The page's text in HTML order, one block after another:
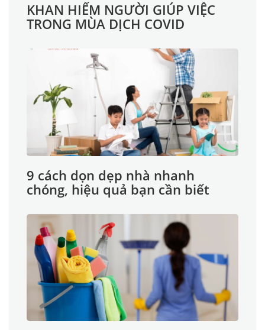
KHAN HIẾM NGƯỜI GIÚP VIỆC
TRONG MÙA DỊCH COVID
9 cách dọn dẹp nhà nhanh
chóng, hiệu quả bạn cần biết